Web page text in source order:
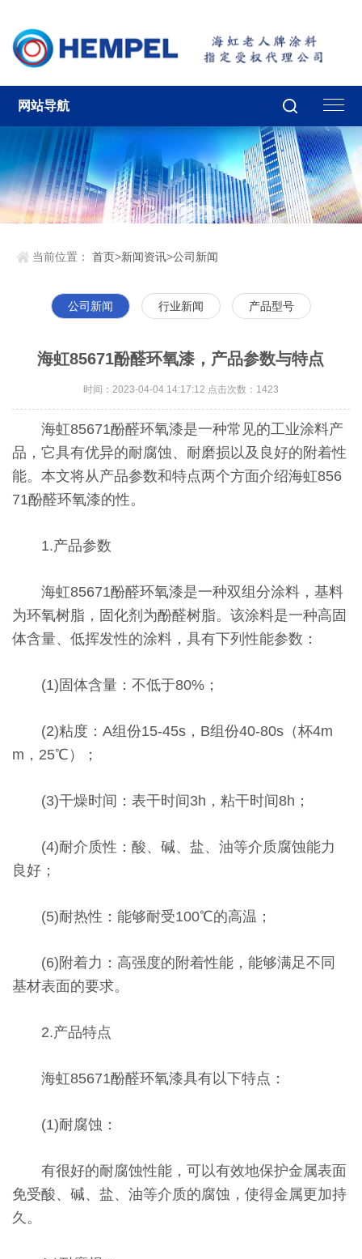
网站导航
当前位置：首页>新闻资讯>公司新闻
公司新闻 行业新闻 产品型号
海虹85671酚醛环氧漆，产品参数与特点
时间：2023-04-04 14:17:12 点击次数：1423
海虹85671酚醛环氧漆是一种常见的工业涂料产
品，它具有优异的耐腐蚀、耐磨损以及良好的附着性
能。本文将从产品参数和特点两个方面介绍海虹856
71酚醛环氧漆的性。
1.产品参数
海虹85671酚醛环氧漆是一种双组分涂料，基料
为环氧树脂，固化剂为酚醛树脂。该涂料是一种高固
体含量、低挥发性的涂料，具有下列性能参数：
(1)固体含量：不低于80%；
(2)粘度：A组份15-45s，B组份40-80s（杯4m
m，25℃）；
(3)干燥时间：表干时间3h，粘干时间8h；
(4)耐介质性：酸、碱、盐、油等介质腐蚀能力
良好；
(5)耐热性：能够耐受100℃的高温；
(6)附着力：高强度的附着性能，能够满足不同
基材表面的要求。
2.产品特点
海虹85671酚醛环氧漆具有以下特点：
(1)耐腐蚀：
有很好的耐腐蚀性能，可以有效地保护金属表面
免受酸、碱、盐、油等介质的腐蚀，使得金属更加持
久。